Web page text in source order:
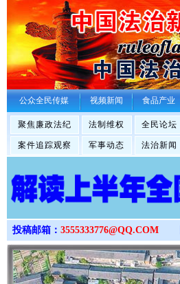
公众全民传媒 视频新闻 食品产业
聚焦廉政法纪 法制维权 全民论坛
案件追踪观察 军事动态 法治新闻
投稿邮箱： 3555333776@QQ.COM